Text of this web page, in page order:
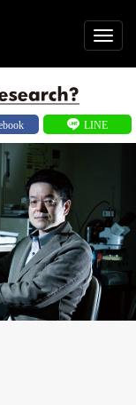
メ